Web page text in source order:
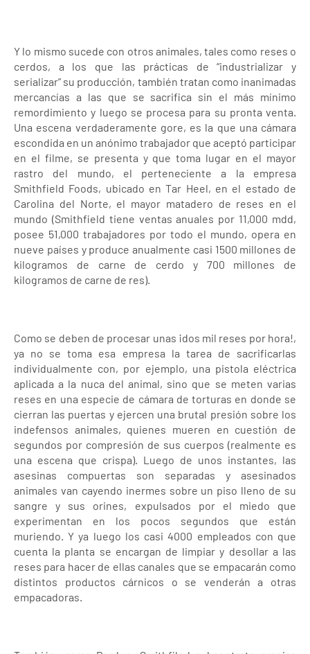
Y lo mismo sucede con otros animales, tales como reses o
cerdos, a los que las prácticas de “industrializar y
serializar” su producción, también tratan como inanimadas
mercancías a las que se sacrifica sin el más mínimo
remordimiento y luego se procesa para su pronta venta.
Una escena verdaderamente gore, es la que una cámara
escondida en un anónimo trabajador que aceptó participar
en el filme, se presenta y que toma lugar en el mayor
rastro del mundo, el perteneciente a la empresa
Smithfield Foods, ubicado en Tar Heel, en el estado de
Carolina del Norte, el mayor matadero de reses en el
mundo (Smithfield tiene ventas anuales por 11,000 mdd,
posee 51,000 trabajadores por todo el mundo, opera en
nueve países y produce anualmente casi 1500 millones de
kilogramos de carne de cerdo y 700 millones de
kilogramos de carne de res).
Como se deben de procesar unas ¡dos mil reses por hora!,
ya no se toma esa empresa la tarea de sacrificarlas
individualmente con, por ejemplo, una pistola eléctrica
aplicada a la nuca del animal, sino que se meten varias
reses en una especie de cámara de torturas en donde se
cierran las puertas y ejercen una brutal presión sobre los
indefensos animales, quienes mueren en cuestión de
segundos por compresión de sus cuerpos (realmente es
una escena que crispa). Luego de unos instantes, las
asesinas compuertas son separadas y asesinados
animales van cayendo inermes sobre un piso lleno de su
sangre y sus orines, expulsados por el miedo que
experimentan en los pocos segundos que están
muriendo. Y ya luego los casi 4000 empleados con que
cuenta la planta se encargan de limpiar y desollar a las
reses para hacer de ellas canales que se empacarán como
distintos productos cárnicos o se venderán a otras
empacadoras.